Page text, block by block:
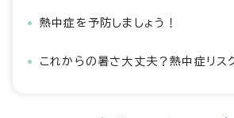
熱中症を予防しましょう！
これからの暑さ大丈夫？熱中症リス